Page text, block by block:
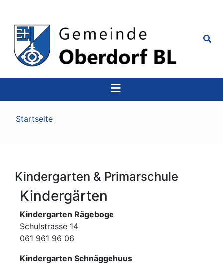
Pfadnavigation
Startseite
Kindergarten & Primarschule
Kindergärten
Kindergarten Rägeboge
Schulstrasse 14
061 961 96 06
Kindergarten Schnäggehuus